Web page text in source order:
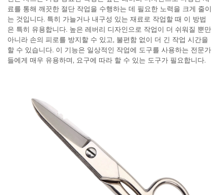
료를 통해 깨끗한 절단 작업을 수행하는 데 필요한 노력을 크게 줄이
는 것입니다. 특히 가늘거나 내구성 있는 재료로 작업할 때 이 방법
은 특히 유용합니다. 높은 레버리 디자인으로 작업이 더 쉬워질 뿐만
아니라 손의 피로를 방지할 수 있고, 불편함 없이 더 긴 작업 시간을
할 수 있습니다. 이 기능은 일상적인 작업에 도구를 사용하는 전문가
들에게 매우 유용하며, 요구에 따라 할 수 있는 도구가 필요합니다.